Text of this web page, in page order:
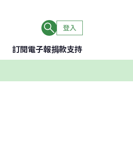
登入
訂閱電子報捐款支持